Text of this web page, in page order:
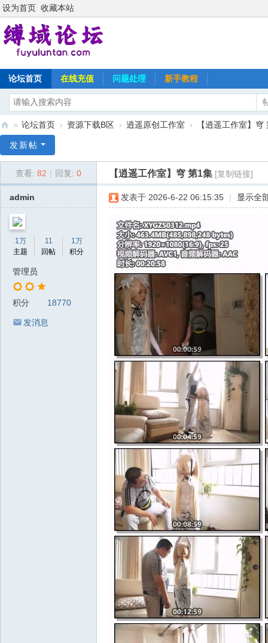
设为首页 收藏本站
论坛首页 在线充值 问题处理 新手教程
域
» 论坛首页 › 资源下载B区 › 逍遥原创工作室 › 【逍遥工作室】穹
发新帖
查看: 82 回复: 0 【逍遥工作室】穹 第1集 [复制链接]
admin
1万
主题
11
回帖
1万
积分
管理员
积分 18770
发消息
发表于 2026-6-22 06:15:35 显示全